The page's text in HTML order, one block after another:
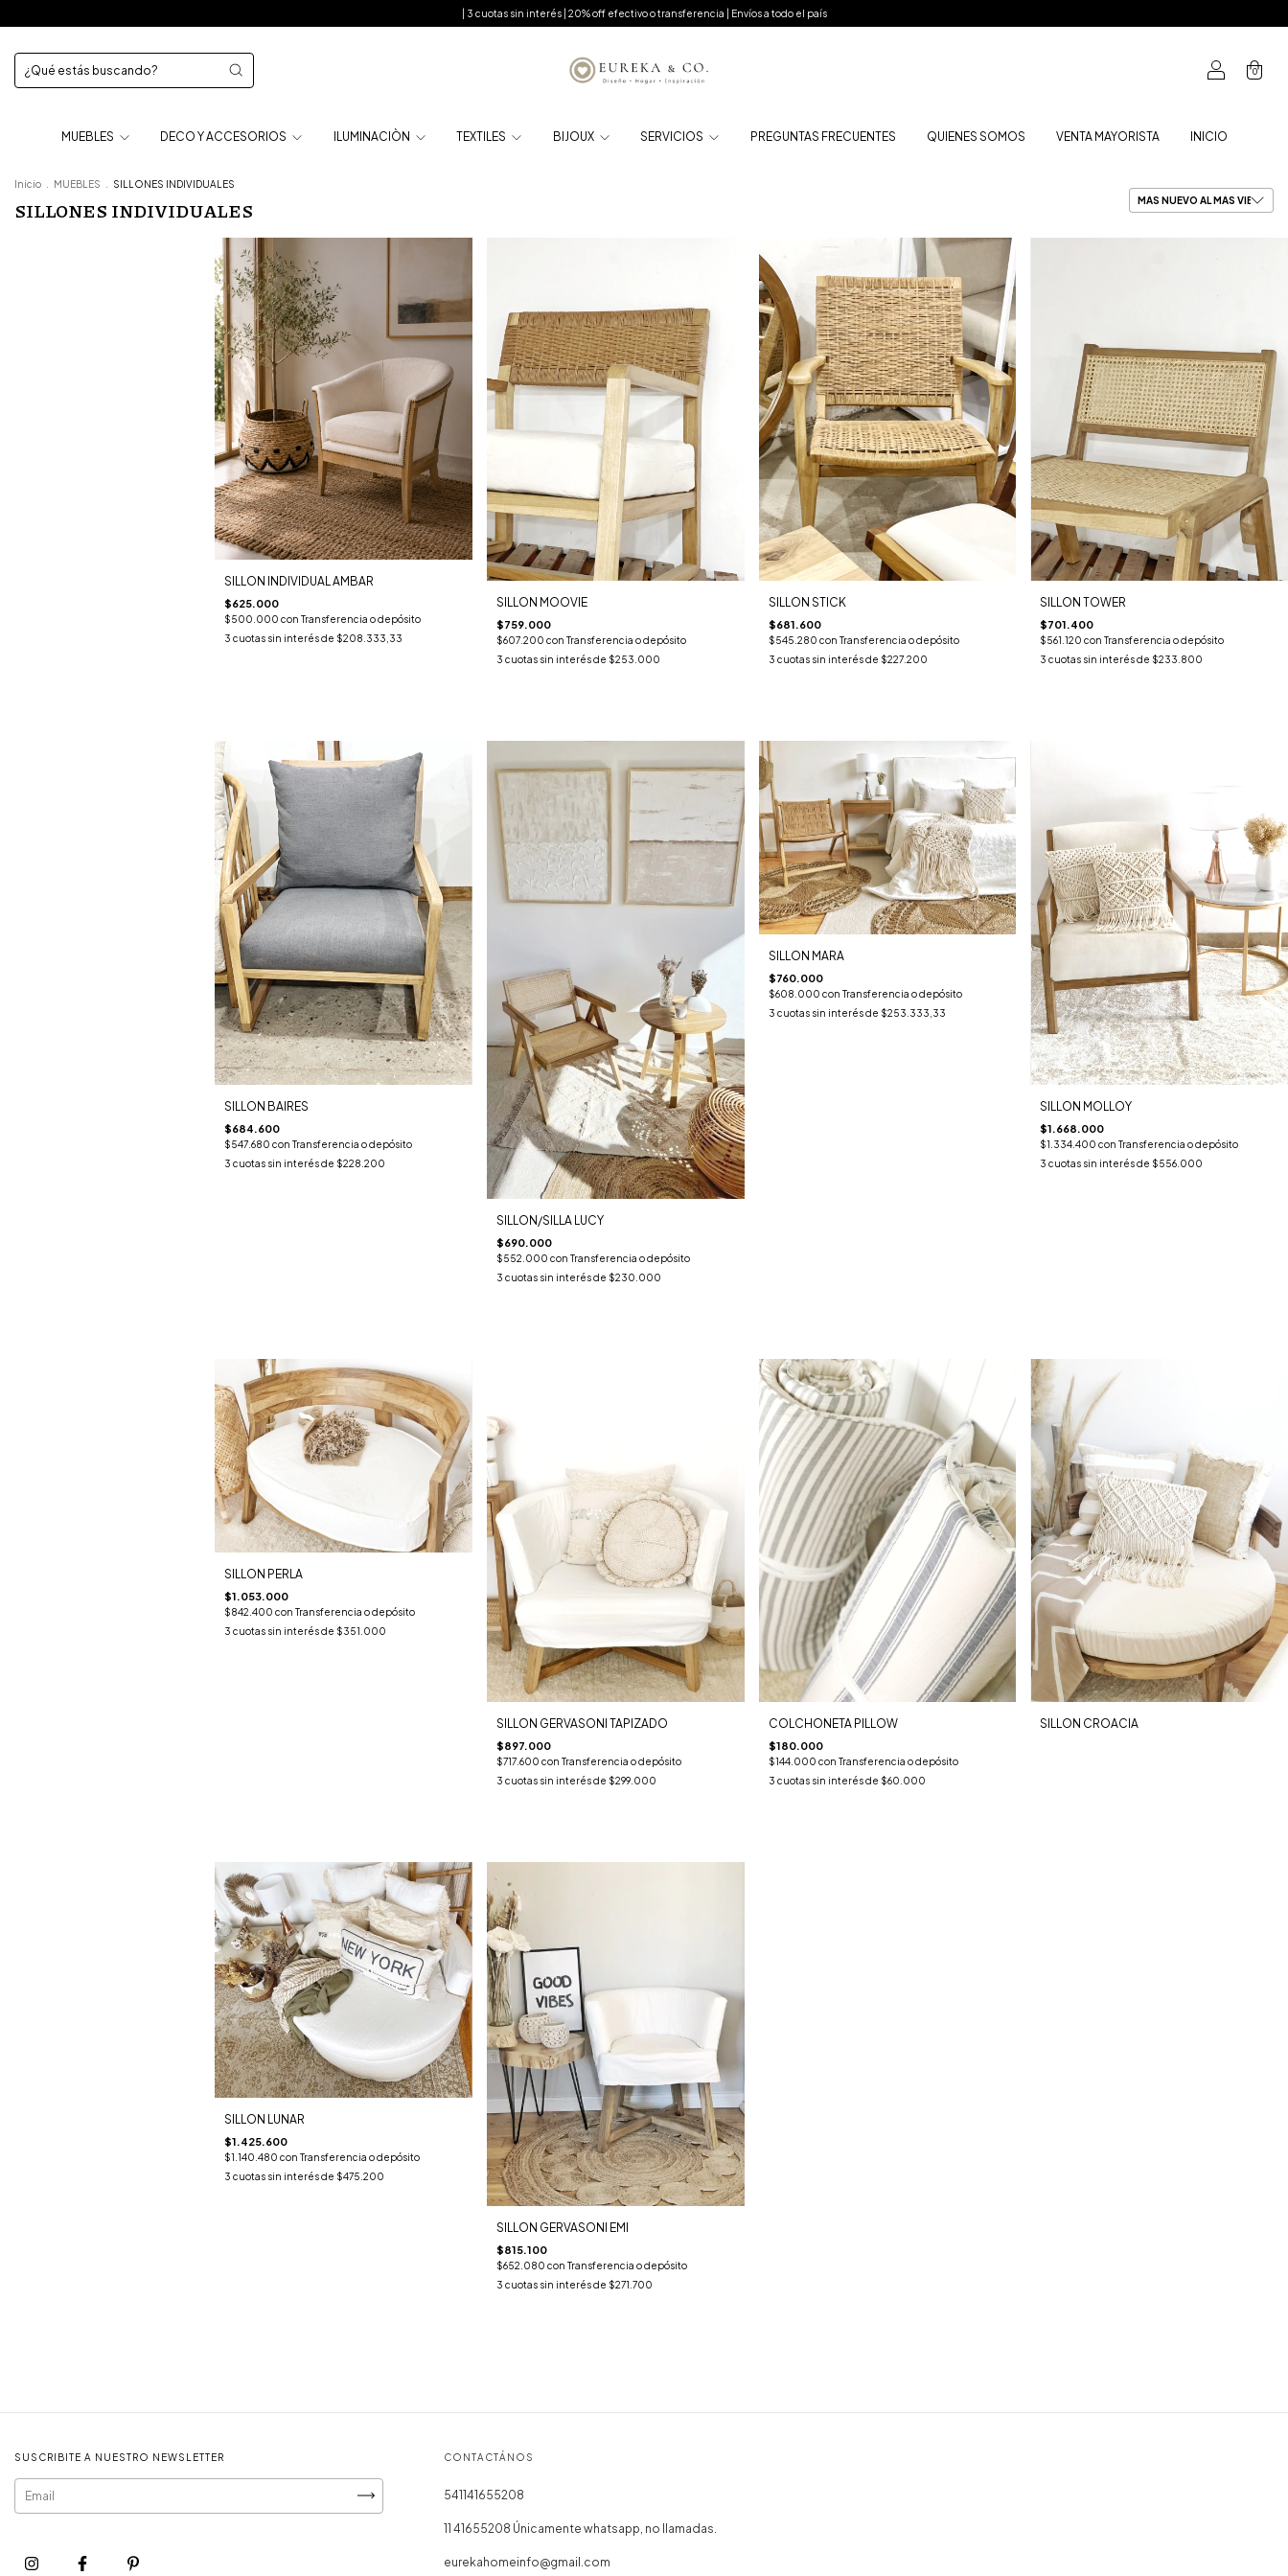
| 3 cuotas sin interés | 20% off efectivo o transferencia | Envíos a todo el país
0
MUEBLES DECO Y ACCESORIOS ILUMINACIÒN TEXTILES BIJOUX SERVICIOS PREGUNTAS FRECUENTES QUIENES SOMOS VENTA MAYORISTA INICIO
Inicio MUEBLES SILLONES INDIVIDUALES
SILLONES INDIVIDUALES
SILLON INDIVIDUAL AMBAR
$625.000
$500.000 con Transferencia o depósito
3 cuotas sin interés de $208.333,33
SILLON MOOVIE
$759.000
$607.200 con Transferencia o depósito
3 cuotas sin interés de $253.000
SILLON STICK
$681.600
$545.280 con Transferencia o depósito
3 cuotas sin interés de $227.200
SILLON TOWER
$701.400
$561.120con Transferencia o depósito
3 cuotas sin interés de $233.800
SILLON BAIRES
$684.600
$547.680 con Transferencia o depósito
3 cuotas sin interés de $228.200
SILLON/SILLA LUCY
$690.000
$552.000 con Transferencia o depósito
3 cuotas sin interés de $230.000
SILLON MARA
$760.000
$608.000 con Transferencia o depósito
3 cuotas sin interés de $253.333,33
SILLON MOLLOY
$1.668.000
$1.334.400con Transferencia o depósito
3 cuotas sin interés de $556.000
SILLON PERLA
$1.053.000
$842.400 con Transferencia o depósito
3 cuotas sin interés de $351.000
SILLON GERVASONI TAPIZADO
$897.000
$717.600 con Transferencia o depósito
3 cuotas sin interés de $299.000
COLCHONETA PILLOW
$180.000
$144.000 con Transferencia o depósito
3 cuotas sin interés de $60.000
SILLON CROACIA
SILLON LUNAR
$1.425.600
$1.140.480 con Transferencia o depósito
3 cuotas sin interés de $475.200
SILLON GERVASONI EMI
$815.100
$652.080 con Transferencia o depósito
3 cuotas sin interés de $271.700
SUSCRIBITE A NUESTRO NEWSLETTER CONTACTÁNOS
541141655208
11 41655208 Únicamente whatsapp, no llamadas.
eurekahomeinfo@gmail.com